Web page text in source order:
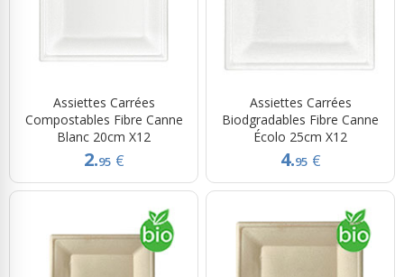
Assiettes Carrées
Compostables Fibre Canne
Blanc 20cm X12
2.95 €
Assiettes Carrées
Biodgradables Fibre Canne
Écolo 25cm X12
4.95 €